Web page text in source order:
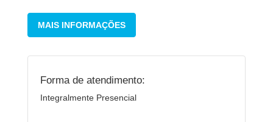
MAIS INFORMAÇÕES
Forma de atendimento:
Integralmente Presencial